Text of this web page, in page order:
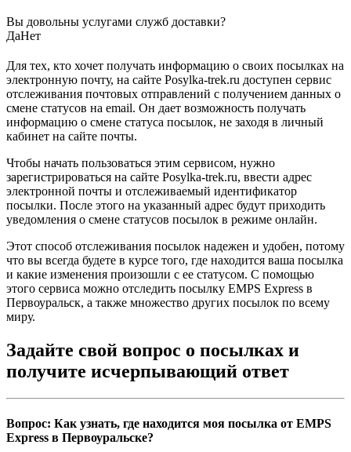
Вы довольны услугами служб доставки?
ДаНет
Для тех, кто хочет получать информацию о своих посылках на
электронную почту, на сайте Posylka-trek.ru доступен сервис
отслеживания почтовых отправлений с получением данных о
смене статусов на email. Он дает возможность получать
информацию о смене статуса посылок, не заходя в личный
кабинет на сайте почты.
Чтобы начать пользоваться этим сервисом, нужно
зарегистрироваться на сайте Posylka-trek.ru, ввести адрес
электронной почты и отслеживаемый идентификатор
посылки. После этого на указанный адрес будут приходить
уведомления о смене статусов посылок в режиме онлайн.
Этот способ отслеживания посылок надежен и удобен, потому
что вы всегда будете в курсе того, где находится ваша посылка
и какие изменения произошли с ее статусом. С помощью
этого сервиса можно отследить посылку EMPS Express в
Первоуральск, а также множество других посылок по всему
миру.
Задайте свой вопрос о посылках и
получите исчерпывающий ответ
Вопрос: Как узнать, где находится моя посылка от EMPS
Express в Первоуральске?